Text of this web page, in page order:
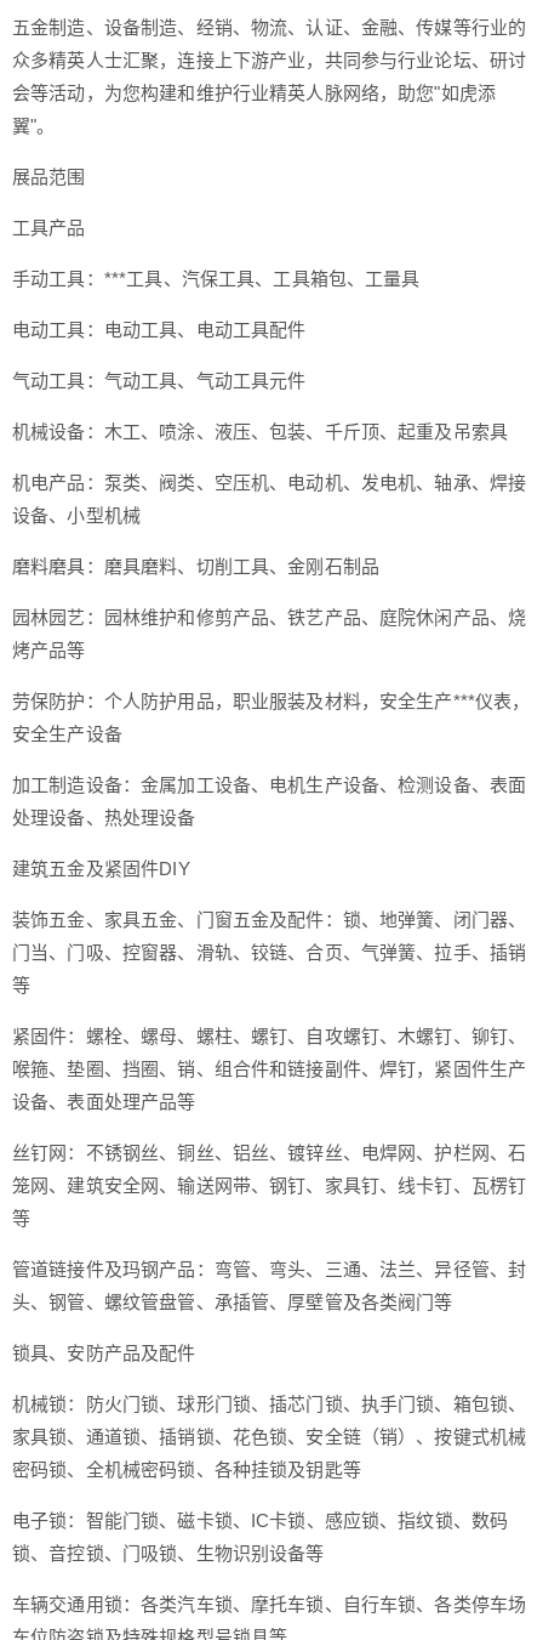
五金制造、设备制造、经销、物流、认证、金融、传媒等行业的
众多精英人士汇聚，连接上下游产业，共同参与行业论坛、研讨
会等活动，为您构建和维护行业精英人脉网络，助您"如虎添
翼"。
展品范围
工具产品
手动工具：***工具、汽保工具、工具箱包、工量具
电动工具：电动工具、电动工具配件
气动工具：气动工具、气动工具元件
机械设备：木工、喷涂、液压、包装、千斤顶、起重及吊索具
机电产品：泵类、阀类、空压机、电动机、发电机、轴承、焊接
设备、小型机械
磨料磨具：磨具磨料、切削工具、金刚石制品
园林园艺：园林维护和修剪产品、铁艺产品、庭院休闲产品、烧
烤产品等
劳保防护：个人防护用品，职业服装及材料，安全生产***仪表，
安全生产设备
加工制造设备：金属加工设备、电机生产设备、检测设备、表面
处理设备、热处理设备
建筑五金及紧固件DIY
装饰五金、家具五金、门窗五金及配件：锁、地弹簧、闭门器、
门当、门吸、控窗器、滑轨、铰链、合页、气弹簧、拉手、插销
等
紧固件：螺栓、螺母、螺柱、螺钉、自攻螺钉、木螺钉、铆钉、
喉箍、垫圈、挡圈、销、组合件和链接副件、焊钉，紧固件生产
设备、表面处理产品等
丝钉网：不锈钢丝、铜丝、铝丝、镀锌丝、电焊网、护栏网、石
笼网、建筑安全网、输送网带、钢钉、家具钉、线卡钉、瓦楞钉
等
管道链接件及玛钢产品：弯管、弯头、三通、法兰、异径管、封
头、钢管、螺纹管盘管、承插管、厚壁管及各类阀门等
锁具、安防产品及配件
机械锁：防火门锁、球形门锁、插芯门锁、执手门锁、箱包锁、
家具锁、通道锁、插销锁、花色锁、安全链（销）、按键式机械
密码锁、全机械密码锁、各种挂锁及钥匙等
电子锁：智能门锁、磁卡锁、IC卡锁、感应锁、指纹锁、数码
锁、音控锁、门吸锁、生物识别设备等
车辆交通用锁：各类汽车锁、摩托车锁、自行车锁、各类停车场